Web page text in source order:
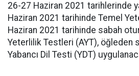
26-27 Haziran 2021 tarihlerinde
Haziran 2021 tarihinde Temel
Haziran 2021 tarihinde sabah
Yeterlilik Testleri (AYT), öğleden
Yabancı Dil Testi (YDT)